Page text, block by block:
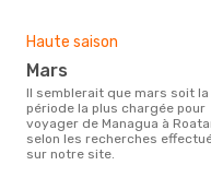
Haute saison
mars
Il semblerait que mars soit la
période la plus chargée pour
voyager de Managua à
selon les recherches
sur notre site.